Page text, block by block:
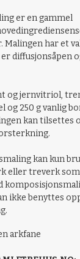
er en gammel
Malingen har et
diffusjonsåpen
og jernvitriol,
og 250 g vanlig
kan tilsettes
kan kun
eller treverk
ikke benyttes
arkfane